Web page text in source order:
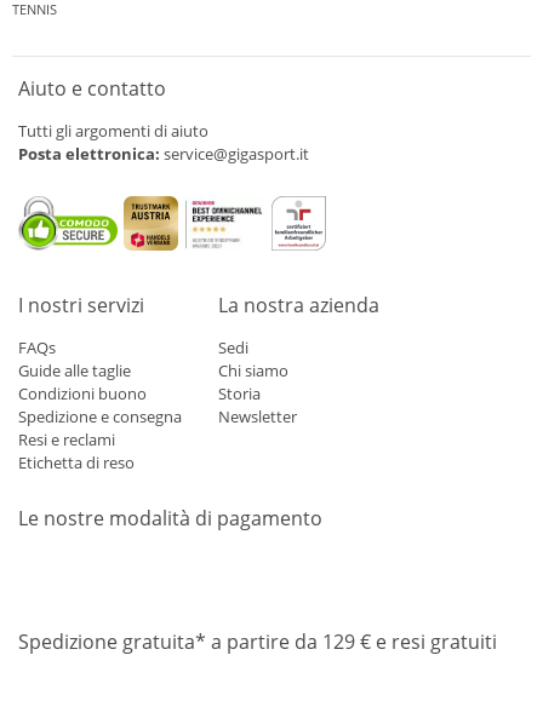
TENNIS
Aiuto e contatto
Tutti gli argomenti di aiuto
Posta elettronica: service@gigasport.it
I nostri servizi
FAQs
Guide alle taglie
Condizioni buono
Spedizione e consegna
Resi e reclami
Etichetta di reso
La nostra azienda
Sedi
Chi siamo
Storia
Newsletter
Le nostre modalità di pagamento
Spedizione gratuita* a partire da 129 € e resi gratuiti